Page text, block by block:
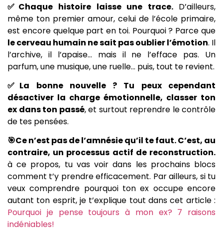
✅Chaque histoire laisse une trace. D’ailleurs,
même ton premier amour, celui de l’école primaire,
est encore quelque part en toi. Pourquoi ? Parce que
le cerveau humain ne sait pas oublier l’émotion. Il
l’archive, il l’apaise… mais il ne l’efface pas. Un
parfum, une musique, une ruelle… puis, tout te revient.
✅La bonne nouvelle ? Tu peux cependant
désactiver la charge émotionnelle, classer ton
ex dans ton passé, et surtout reprendre le contrôle
de tes pensées.
🎯Ce n’est pas de l’amnésie qu’il te faut. C’est, au
contraire, un processus actif de reconstruction.
à ce propos, tu vas voir dans les prochains blocs
comment t’y prendre efficacement. Par ailleurs, si tu
veux comprendre pourquoi ton ex occupe encore
autant ton esprit, je t’explique tout dans cet article :
Pourquoi je pense toujours à mon ex? 7 raisons
indéniables!